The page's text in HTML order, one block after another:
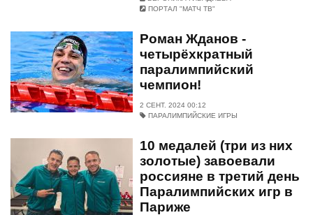
ПОРТАЛ "МАТЧ ТВ"
Роман Жданов -
четырёхкратный
паралимпийский
чемпион!
2 СЕНТ. 2024 00:12
ПАРАЛИМПИЙСКИЕ ИГРЫ
10 медалей (три из них
золотые) завоевали
россияне в третий день
Паралимпийских игр в
Париже